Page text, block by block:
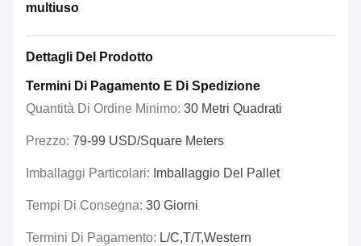
multiuso
Dettagli Del Prodotto
Termini Di Pagamento E Di Spedizione
Quantità Di Ordine Minimo: 30 Metri Quadrati
Prezzo: 79-99 USD/Square Meters
Imballaggi Particolari: Imballaggio Del Pallet
Tempi Di Consegna: 30 Giorni
Termini Di Pagamento: L/C,T/T,Western